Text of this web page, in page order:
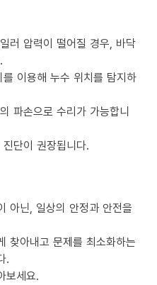
러 압력이 떨어질 경우, 바닥
이용해 누수 위치를 탐지하
파손으로 수리가 가능합니
단이 권장됩니다.
아닌, 일상의 안정과 안전을
찾아내고 문제를 최소화하는
.
보세요.